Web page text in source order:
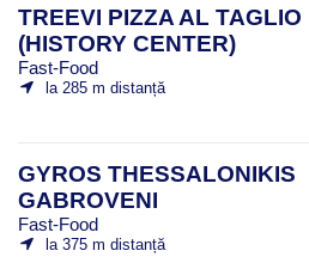
TREEVI PIZZA AL TAGLIO
(HISTORY CENTER)
Fast-Food
la 285 m distanță
GYROS THESSALONIKIS
GABROVENI
Fast-Food
la 375 m distanță